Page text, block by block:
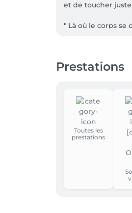
et de toucher
" Là où le corps se
🌿 Produits ODEN
ODEN est une
botaniques : des
des huiles
ingrédients bruts
​Chaque huile,
Adaptée à tous
​Grâce à son
Prestations
Toutes les
prestations